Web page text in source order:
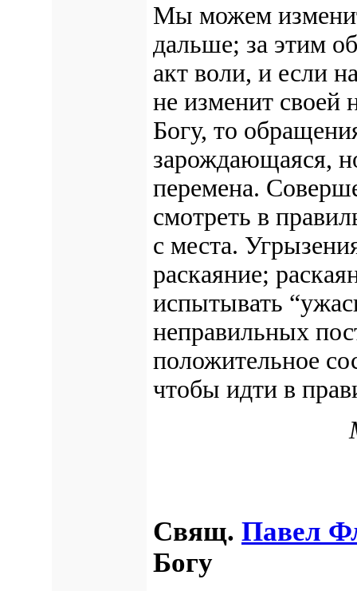
Мы можем
дальше; за этим
акт воли, и если
не изменит своей
Богу, то
зарождающаяся,
перемена.
смотреть в
с места.
раскаяние;
испытывать
неправильных
положительное
чтобы идти в
Свящ. Павел
Богу